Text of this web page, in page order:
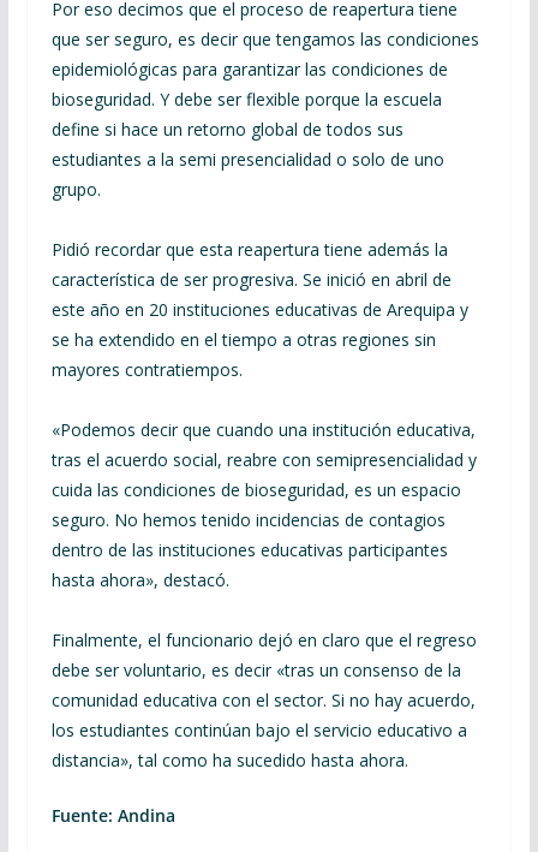
Por eso decimos que el proceso de reapertura tiene
que ser seguro, es decir que tengamos las condiciones
epidemiológicas para garantizar las condiciones de
bioseguridad. Y debe ser flexible porque la escuela
define si hace un retorno global de todos sus
estudiantes a la semi presencialidad o solo de uno
grupo.
Pidió recordar que esta reapertura tiene además la
característica de ser progresiva. Se inició en abril de
este año en 20 instituciones educativas de Arequipa y
se ha extendido en el tiempo a otras regiones sin
mayores contratiempos.
«Podemos decir que cuando una institución educativa,
tras el acuerdo social, reabre con semipresencialidad y
cuida las condiciones de bioseguridad, es un espacio
seguro. No hemos tenido incidencias de contagios
dentro de las instituciones educativas participantes
hasta ahora», destacó.
Finalmente, el funcionario dejó en claro que el regreso
debe ser voluntario, es decir «tras un consenso de la
comunidad educativa con el sector. Si no hay acuerdo,
los estudiantes continúan bajo el servicio educativo a
distancia», tal como ha sucedido hasta ahora.
Fuente: Andina